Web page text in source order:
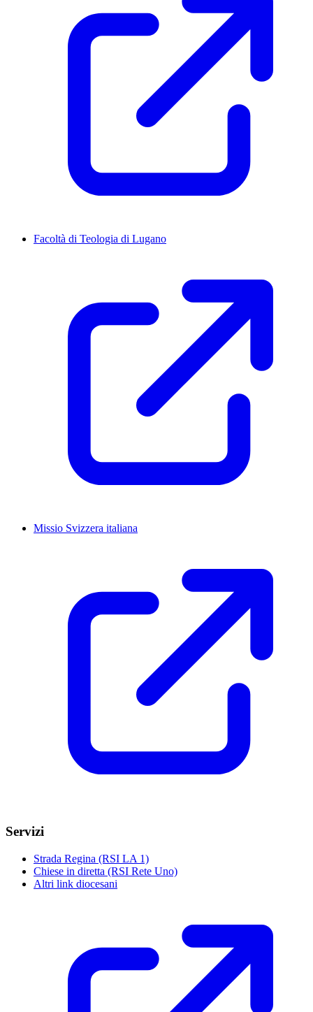
Facoltà di Teologia di Lugano
Missio Svizzera italiana
Servizi
Strada Regina (RSI LA 1)
Chiese in diretta (RSI Rete Uno)
Altri link diocesani